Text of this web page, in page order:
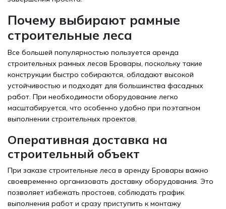
Почему выбирают рамные
строительные леса
Все большей популярностью пользуется аренда
строительных рамных лесов Бровары, поскольку такие
конструкции быстро собираются, обладают высокой
устойчивостью и подходят для большинства фасадных
работ. При необходимости оборудование легко
масштабируется, что особенно удобно при поэтапном
выполнении строительных проектов.
Оперативная доставка на
строительный объект
При заказе строительные леса в аренду Бровары важно
своевременно организовать доставку оборудования. Это
позволяет избежать простоев, соблюдать график
выполнения работ и сразу приступить к монтажу